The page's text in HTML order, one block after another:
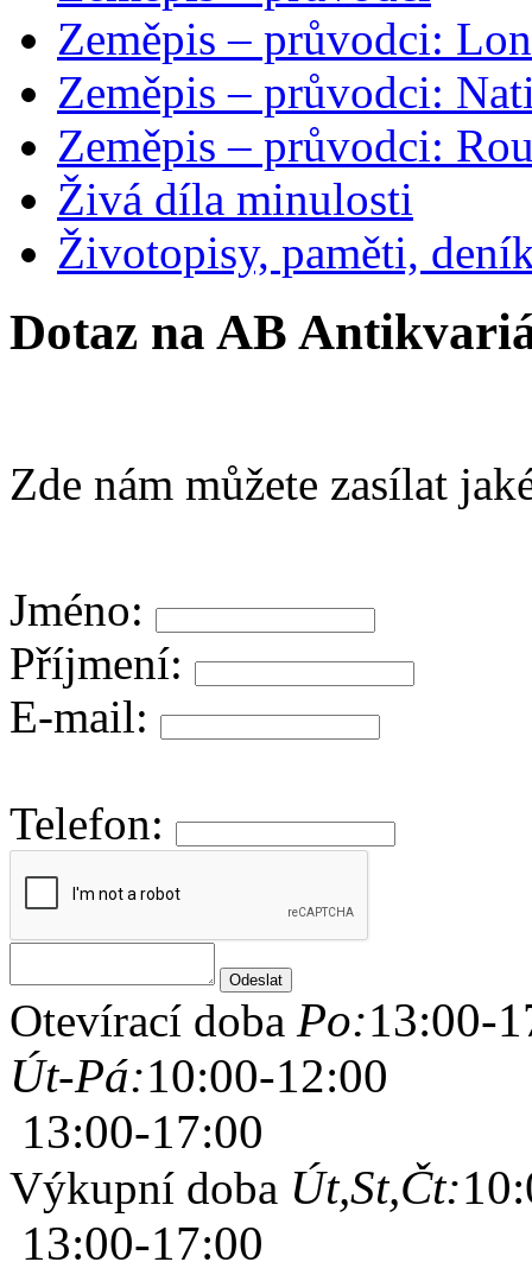
Zeměpis – průvodci:
Zeměpis – průvodci:
Zeměpis – průvodci:
Živá díla minulosti
Životopisy, paměti,
Dotaz na AB
Zde nám můžete zasílat
Jméno:
Příjmení:
E-mail:
Telefon:
Otevírací doba Po:13:00-
Út-Pá:10:00-12:00
13:00-17:00
Výkupní doba Út,St,Čt:
13:00-17:00